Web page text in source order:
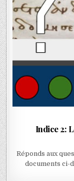
Indice 2:
Réponds aux
documents ci-